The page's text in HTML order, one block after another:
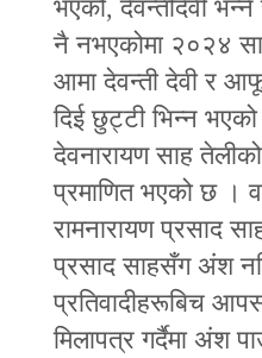
भएको, देवन्तीदेवी
नै नभएकोमा २०२४
आमा देवन्ती देवी र
दिई छुट्टी भिन्‍न भएको
देवनारायण साह
प्रमाणित भएको छ ।
रामनारायण प्रसाद
प्रसाद साहसँग अंश
प्रतिवादीहरूबिच
मिलापत्र गर्दैमा अंश